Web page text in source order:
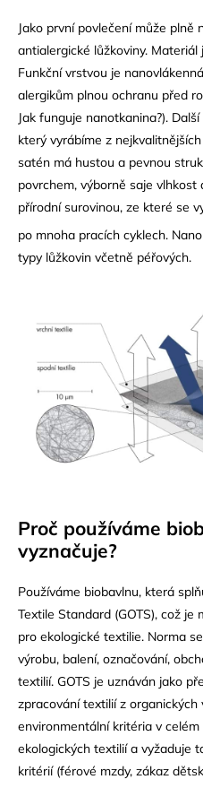
Jako první povlečení může
antialergické lůžkoviny.
Funkční vrstvou je
alergikům plnou ochranu před
Jak funguje nanotkanina?).
který vyrábíme z
satén má hustou a pevnou
povrchem, výborně saje vlhkost
přírodní surovinou, ze které se
po mnoha pracích cyklech.
typy lůžkovin včetně péřových.
Proč používáme
vyznačuje?
Používáme biobavlnu, která
Textile Standard (GOTS), což
pro ekologické textilie. Norma
výrobu, balení, označování,
textilií. GOTS je uznáván jako
zpracování textilií z organických
environmentální kritéria v
ekologických textilií a vyžaduje
kritérií (férové mzdy, zákaz